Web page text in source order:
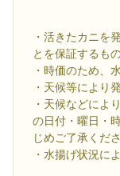
・活きたカニを
とを保証するも
・時価のため、
・天候等により
・天候などによ
の日付・曜日・
じめご了承くださ
・水揚げ状況に